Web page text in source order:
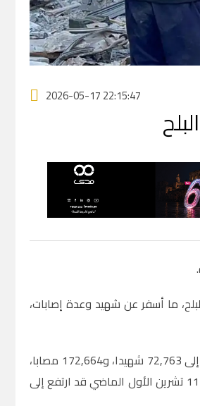
2026-05-17 22:15:47
ما أسفر عن شهيد وعدة إصابات،
وكانت مصادر طبية في قطاع غزة أعلنت في وقت سابق من اليوم، ارتفاع حصيلة عدوان الاحتلال على القطاع إلى 72,763 شهيدا، و172,664 مصابا،
منذ بدء العدوان في السابع من تشرين الأول 2023، مشيرة إلى أن إجمالي الشهداء منذ وقف إطلاق النار في 11 تشرين الأول الماضي قد ارتفع إلى